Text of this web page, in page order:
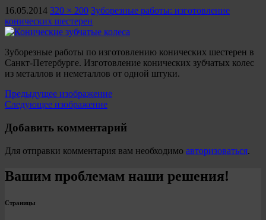
16.05.2014 320 × 200 Зуборезные работы: изготовление
конических шестерен
Зуборезные работы по изготовлению конических шестерен в
Санкт-Петербурге. Изготовление конических зубчатых колес
из металлов и неметаллов от одной штуки.
Предыдущее изображение
Следующее изображение
Добавить комментарий
Для отправки комментария вам необходимо авторизоваться.
Вашим проблемам наши решения!
Страницы